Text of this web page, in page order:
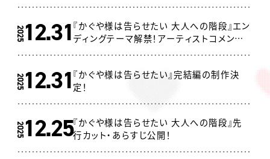
202512.31『かぐや様は告らせたい 大人への階段』エン
ディングテーマ解禁！アーティストコメント
202512.31『かぐや様は告らせたい』完結編の制作決
定！
202512.25『かぐや様は告らせたい 大人への階段』先
行カット・あらすじ公開！